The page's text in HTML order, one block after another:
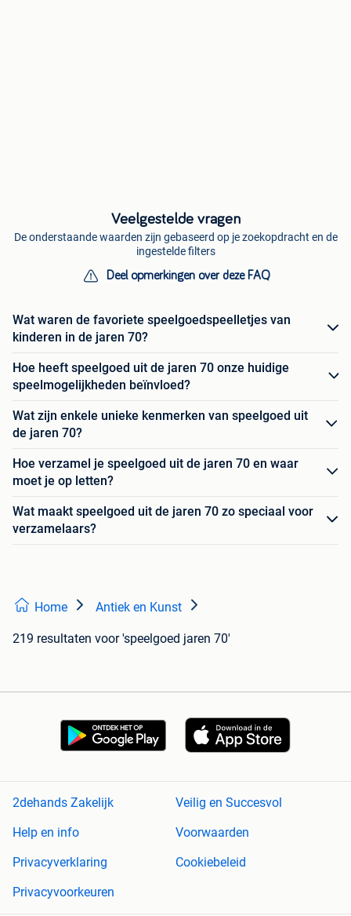
Veelgestelde vragen
De onderstaande waarden zijn gebaseerd op je zoekopdracht en de
ingestelde filters
Deel opmerkingen over deze FAQ
Wat waren de favoriete speelgoedspeelletjes van
kinderen in de jaren 70?
Hoe heeft speelgoed uit de jaren 70 onze huidige
speelmogelijkheden beïnvloed?
Wat zijn enkele unieke kenmerken van speelgoed uit
de jaren 70?
Hoe verzamel je speelgoed uit de jaren 70 en waar
moet je op letten?
Wat maakt speelgoed uit de jaren 70 zo speciaal voor
verzamelaars?
Home Antiek en Kunst
219 resultaten voor 'speelgoed jaren 70'
2dehands Zakelijk
Veilig en Succesvol
Help en info
Voorwaarden
Privacyverklaring
Cookiebeleid
Privacyvoorkeuren